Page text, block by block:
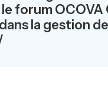
forum
la gestion